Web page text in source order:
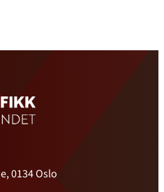
0134 Oslo